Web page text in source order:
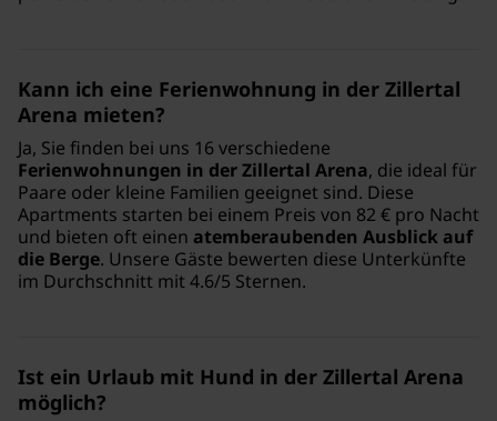
Kann ich eine Ferienwohnung in der Zillertal
Arena mieten?
Ja, Sie finden bei uns 16 verschiedene
Ferienwohnungen in der Zillertal Arena, die ideal für
Paare oder kleine Familien geeignet sind. Diese
Apartments starten bei einem Preis von 82 € pro Nacht
und bieten oft einen atemberaubenden Ausblick auf
die Berge. Unsere Gäste bewerten diese Unterkünfte
im Durchschnitt mit 4.6/5 Sternen.
Ist ein Urlaub mit Hund in der Zillertal Arena
möglich?